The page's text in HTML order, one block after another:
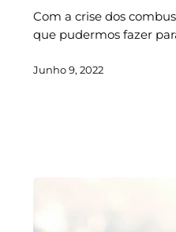
Com a crise dos
que pudermos fazer
Junho 9, 2022